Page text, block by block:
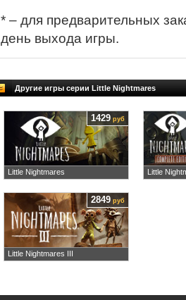
* – для предварительных
день выхода игры.
Другие игры серии Little Nightmares
Little Nightmares
1429 руб
Little
Little Nightmares III
2849 руб